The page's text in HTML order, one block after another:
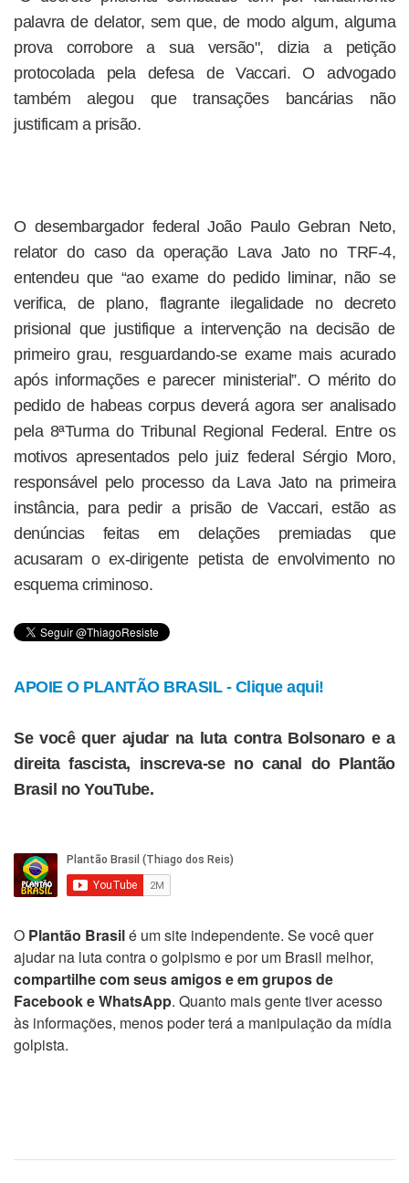
palavra de delator, sem que, de modo algum, alguma
prova corrobore a sua versão", dizia a petição
protocolada pela defesa de Vaccari. O advogado
também alegou que transações bancárias não
justificam a prisão.
O desembargador federal João Paulo Gebran Neto,
relator do caso da operação Lava Jato no TRF-4,
entendeu que “ao exame do pedido liminar, não se
verifica, de plano, flagrante ilegalidade no decreto
prisional que justifique a intervenção na decisão de
primeiro grau, resguardando-se exame mais acurado
após informações e parecer ministerial”. O mérito do
pedido de habeas corpus deverá agora ser analisado
pela 8ªTurma do Tribunal Regional Federal. Entre os
motivos apresentados pelo juiz federal Sérgio Moro,
responsável pelo processo da Lava Jato na primeira
instância, para pedir a prisão de Vaccari, estão as
denúncias feitas em delações premiadas que
acusaram o ex-dirigente petista de envolvimento no
esquema criminoso.
APOIE O PLANTÃO BRASIL - Clique aqui!
Se você quer ajudar na luta contra Bolsonaro e a
direita fascista, inscreva-se no canal do Plantão
Brasil no YouTube.
O Plantão Brasilé um site independente. Se você quer
ajudar na luta contra o golpismo e por um Brasil melhor,
compartilhe com seus amigos e em grupos de
Facebook e WhatsApp. Quanto mais gente tiver acesso
às informações, menos poder terá a manipulação da mídia
golpista.